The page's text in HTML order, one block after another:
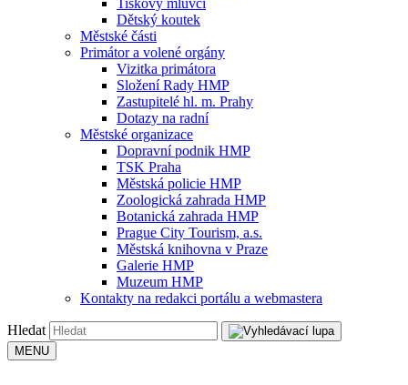
Tiskový mluvčí
Dětský koutek
Městské části
Primátor a volené orgány
Vizitka primátora
Složení Rady HMP
Zastupitelé hl. m. Prahy
Dotazy na radní
Městské organizace
Dopravní podnik HMP
TSK Praha
Městská policie HMP
Zoologická zahrada HMP
Botanická zahrada HMP
Prague City Tourism, a.s.
Městská knihovna v Praze
Galerie HMP
Muzeum HMP
Kontakty na redakci portálu a webmastera
Hledat
MENU